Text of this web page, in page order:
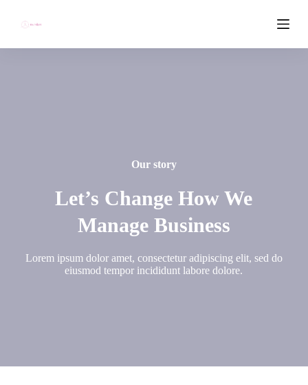
e
Our story
Let’s Change How We
Manage Business
Lorem ipsum dolor amet, consectetur adipiscing elit, sed do
eiusmod tempor incididunt labore dolore.